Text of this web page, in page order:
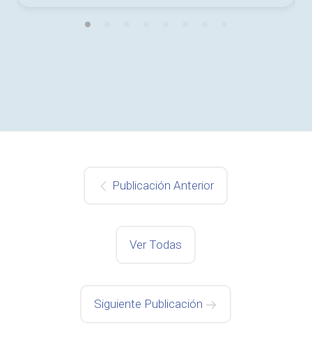
Publicación Anterior
Ver Todas
Siguiente Publicación